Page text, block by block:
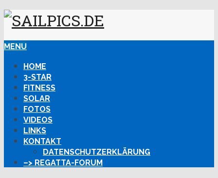
MENU
HOME
3-STAR
FITNESS
SOLAR
FOTOS
VIDEOS
LINKS
KONTAKT
DATENSCHUTZERKLÄRUNG
–> REGATTA-FORUM